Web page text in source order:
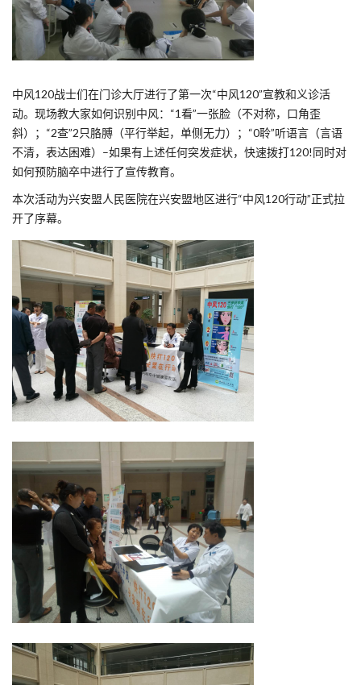
中风120战士们在门诊大厅进行了第一次“中风120”宣教和义诊活
动。现场教大家如何识别中风：“1看”一张脸（不对称，口角歪
斜）；“2查”2只胳膊（平行举起，单侧无力）；“0聆”听语言（言语
不清，表达困难）–如果有上述任何突发症状，快速拨打120!同时对
如何预防脑卒中进行了宣传教育。
本次活动为兴安盟人民医院在兴安盟地区进行“中风120行动”正式拉
开了序幕。